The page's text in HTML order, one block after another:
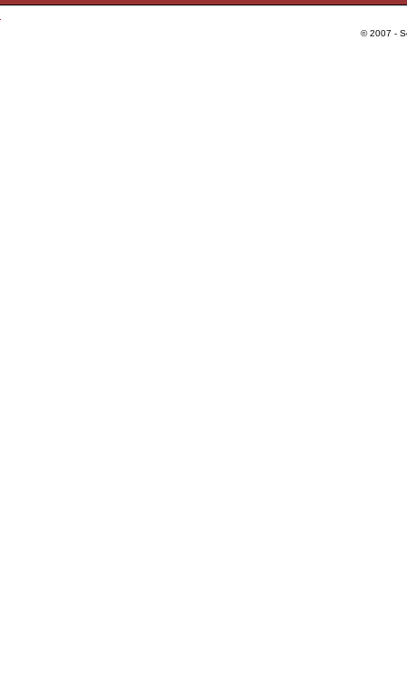
© 2007 -